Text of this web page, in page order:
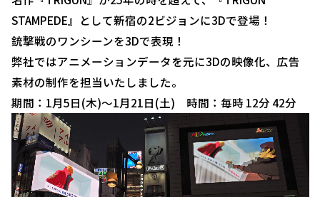
STAMPEDE』として新宿の2ビジョンに3Dで登場！
銃撃戦のワンシーンを3Dで表現！
弊社ではアニメーションデータを元に3Dの映像化、広告
素材の制作を担当いたしました。
期間：1月5日(木)～1月21日(土) 時間：毎時 12分 42分